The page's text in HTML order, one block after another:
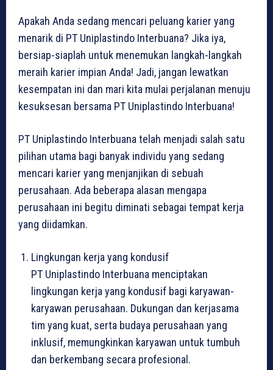
Apakah Anda sedang mencari peluang karier yang
menarik di PT Uniplastindo Interbuana? Jika iya,
bersiap-siaplah untuk menemukan langkah-langkah
meraih karier impian Anda! Jadi, jangan lewatkan
kesempatan ini dan mari kita mulai perjalanan menuju
kesuksesan bersama PT Uniplastindo Interbuana!
PT Uniplastindo Interbuana telah menjadi salah satu
pilihan utama bagi banyak individu yang sedang
mencari karier yang menjanjikan di sebuah
perusahaan. Ada beberapa alasan mengapa
perusahaan ini begitu diminati sebagai tempat kerja
yang diidamkan.
Lingkungan kerja yang kondusif
PT Uniplastindo Interbuana menciptakan
lingkungan kerja yang kondusif bagi karyawan-
karyawan perusahaan. Dukungan dan kerjasama
tim yang kuat, serta budaya perusahaan yang
inklusif, memungkinkan karyawan untuk tumbuh
dan berkembang secara profesional.